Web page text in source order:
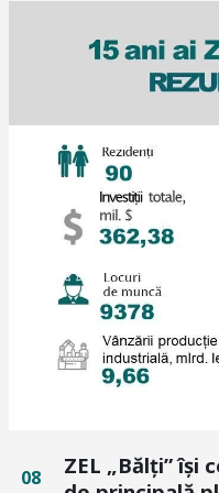
08
ZEL „Bălți” își